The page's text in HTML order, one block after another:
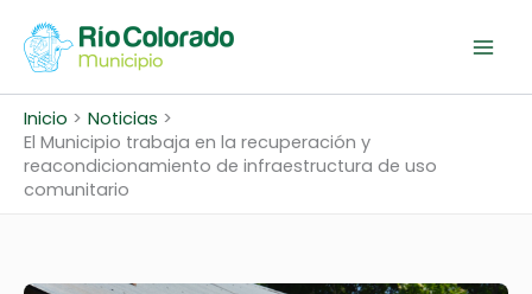
contenido
Inicio
Noticias
El Municipio trabaja en la recuperación y
reacondicionamiento de infraestructura de uso
comunitario